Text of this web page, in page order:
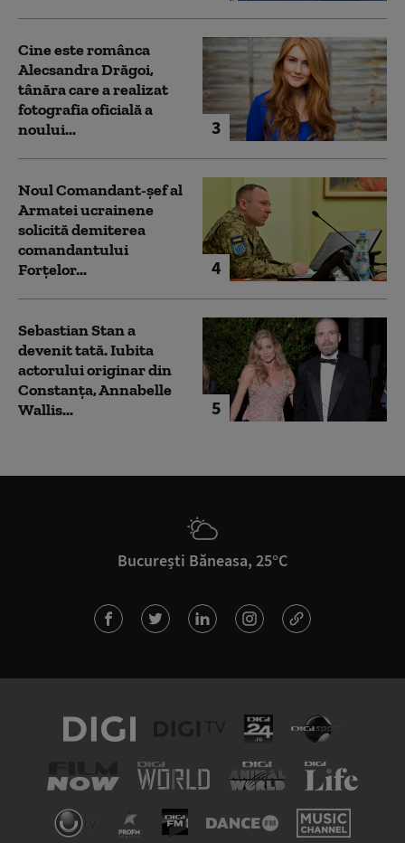
3
Cine este românca
Alecsandra Drăgoi,
tânăra care a realizat
fotografia oficială a
noului...
4
Noul Comandant-șef al
Armatei ucrainene
solicită demiterea
comandantului
Forțelor...
5
Sebastian Stan a
devenit tată. Iubita
actorului originar din
Constanța, Annabelle
Wallis...
București Băneasa, 25°C